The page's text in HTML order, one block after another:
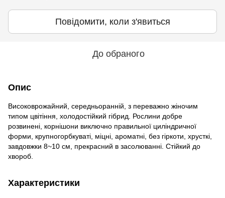
Повідомити, коли з'явиться
До обраного
Опис
Високоврожайний, середньоранній, з переважно жіночим
типом цвітіння, холодостійкий гібрид. Рослини добре
розвинені, корнішони виключно правильної циліндричної
форми, крупногорбкуваті, міцні, ароматні, без гіркоти, хрусткі,
завдовжки 8~10 см, прекрасний в засолюванні. Стійкий до
хвороб.
Характеристики